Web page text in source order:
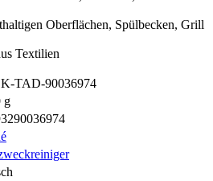
Oberflächen, Spülbecken, Grill
Textilien
TAD-90036974
g